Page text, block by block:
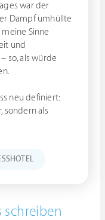
war der
Dampf umhüllte
Sinne
und
so, als würde
neu definiert:
sondern als
schreiben